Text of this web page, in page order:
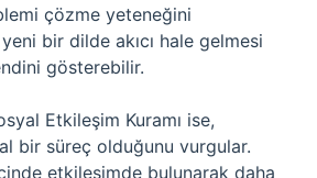
çözme yeteneğini
bir dilde akıcı hale gelmesi
gösterebilir.
Etkileşim Kuramı ise,
bir süreç olduğunu vurgular.
etkileşimde bulunarak daha